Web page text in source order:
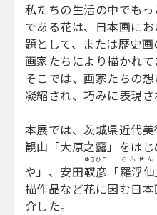
私たちの生活の中でも
である花は、日本画に
題として、または歴史
画家たちにより描かれて
そこでは、画家たちの
凝縮され、巧みに表現さ
本展では、茨城県近代
観山「大原之露」をは
や」、安田靫彦
ゆきひこ
「羅浮仙
らふせん
描作品など花に因む日
介した。